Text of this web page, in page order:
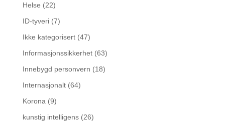
Helse (22)
ID-tyveri(7)
Ikke kategorisert(47)
Informasjonssikkerhet(63)
Innebygd personvern (18)
Internasjonalt(64)
Korona (9)
kunstig intelligens(26)